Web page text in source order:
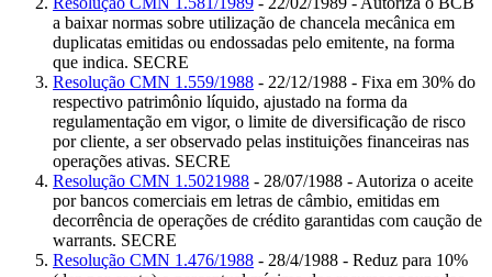
a baixar normas sobre utilização de chancela mecânica em
duplicatas emitidas ou endossadas pelo emitente, na forma
que indica. SECRE
Resolução CMN 1.559/1988 - 22/12/1988 - Fixa em 30% do
respectivo patrimônio líquido, ajustado na forma da
regulamentação em vigor, o limite de diversificação de risco
por cliente, a ser observado pelas instituições financeiras nas
operações ativas. SECRE
Resolução CMN 1.5021988 - 28/07/1988 - Autoriza o aceite
por bancos comerciais em letras de câmbio, emitidas em
decorrência de operações de crédito garantidas com caução de
warrants. SECRE
Resolução CMN 1.476/1988 - 28/4/1988 - Reduz para 10%